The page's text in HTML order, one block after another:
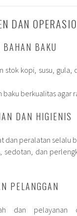
DAN
BAKU
stok kopi, susu, gula,
baku berkualitas agar
DAN HIGIENIS
dan peralatan selalu
sedotan, dan
PELANGGAN
dan pelayanan